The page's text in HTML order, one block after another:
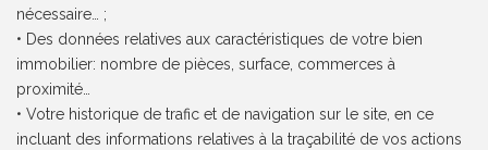
nécessaire… ;
• Des données relatives aux caractéristiques de votre bien
immobilier: nombre de pièces, surface, commerces à
proximité…
• Votre historique de trafic et de navigation sur le site, en ce
incluant des informations relatives à la traçabilité de vos actions